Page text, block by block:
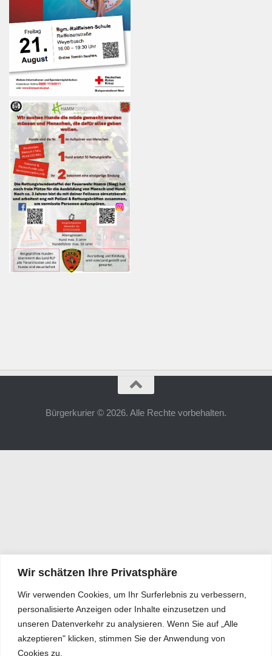
Wir schätzen Ihre Privatsphäre
Wir verwenden Cookies, um Ihr Surferlebnis zu verbessern,
personalisierte Anzeigen oder Inhalte einzusetzen und
unseren Datenverkehr zu analysieren. Wenn Sie auf „Alle
akzeptieren" klicken, stimmen Sie der Anwendung von
Cookies zu.
Bürgerkurier © 2026. Alle Rechte vorbehalten.